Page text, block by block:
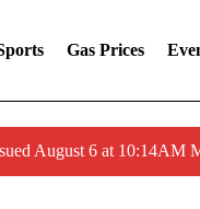
Gas Prices
August 6 at